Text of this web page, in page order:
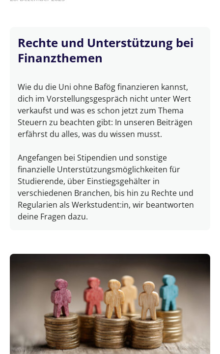
Rechte und Unterstützung bei
Finanzthemen
Wie du die Uni ohne Bafög finanzieren kannst,
dich im Vorstellungsgespräch nicht unter Wert
verkaufst und was es schon jetzt zum Thema
Steuern zu beachten gibt: In unseren Beiträgen
erfährst du alles, was du wissen musst.
Angefangen bei Stipendien und sonstige
finanzielle Unterstützungsmöglichkeiten für
Studierende, über Einstiegsgehälter in
verschiedenen Branchen, bis hin zu Rechte und
Regularien als Werkstudent:in, wir beantworten
deine Fragen dazu.